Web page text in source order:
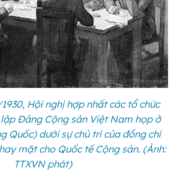
Hội nghị hợp nhất các tổ chức
Đảng Cộng sản Việt Nam họp ở
Quốc) dưới sự chủ trì của đồng chí
mặt cho Quốc tế Cộng sản. (Ảnh:
TTXVN phát)